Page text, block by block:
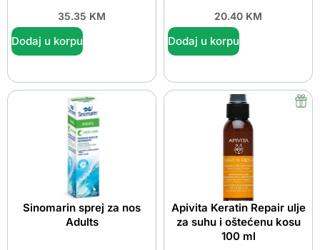
35.35 KM
Dodaj u korpu
20.40 KM
Dodaj u korpu
Sinomarin sprej za nos
Adults
Apivita Keratin Repair ulje
za suhu i oštećenu kosu
100 ml